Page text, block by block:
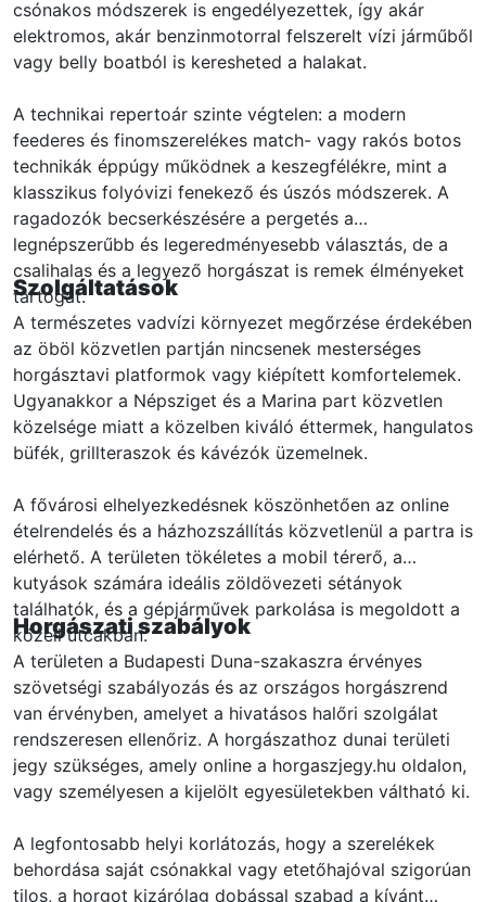
csónakos módszerek is engedélyezettek, így akár
elektromos, akár benzinmotorral felszerelt vízi járműből
vagy belly boatból is keresheted a halakat.
A technikai repertoár szinte végtelen: a modern
feederes és finomszerelékes match- vagy rakós botos
technikák éppúgy működnek a keszegfélékre, mint a
klasszikus folyóvizi fenekező és úszós módszerek. A
ragadozók becserkészésére a pergetés a
legnépszerűbb és legeredményesebb választás, de a
csalihalas és a legyező horgászat is remek élményeket
tartogat.
Szolgáltatások
A természetes vadvízi környezet megőrzése érdekében
az öböl közvetlen partján nincsenek mesterséges
horgásztavi platformok vagy kiépített komfortelemek.
Ugyanakkor a Népsziget és a Marina part közvetlen
közelsége miatt a közelben kiváló éttermek, hangulatos
büfék, grillteraszok és kávézók üzemelnek.
A fővárosi elhelyezkedésnek köszönhetően az online
ételrendelés és a házhozszállítás közvetlenül a partra is
elérhető. A területen tökéletes a mobil térerő, a
kutyások számára ideális zöldövezeti sétányok
találhatók, és a gépjárművek parkolása is megoldott a
közeli utcákban.
Horgászati szabályok
A területen a Budapesti Duna-szakaszra érvényes
szövetségi szabályozás és az országos horgászrend
van érvényben, amelyet a hivatásos halőri szolgálat
rendszeresen ellenőriz. A horgászathoz dunai területi
jegy szükséges, amely online a horgaszjegy.hu oldalon,
vagy személyesen a kijelölt egyesületekben váltható ki.
A legfontosabb helyi korlátozás, hogy a szerelékek
behordása saját csónakkal vagy etetőhajóval szigorúan
tilos, a horgot kizárólag dobással szabad a kívánt